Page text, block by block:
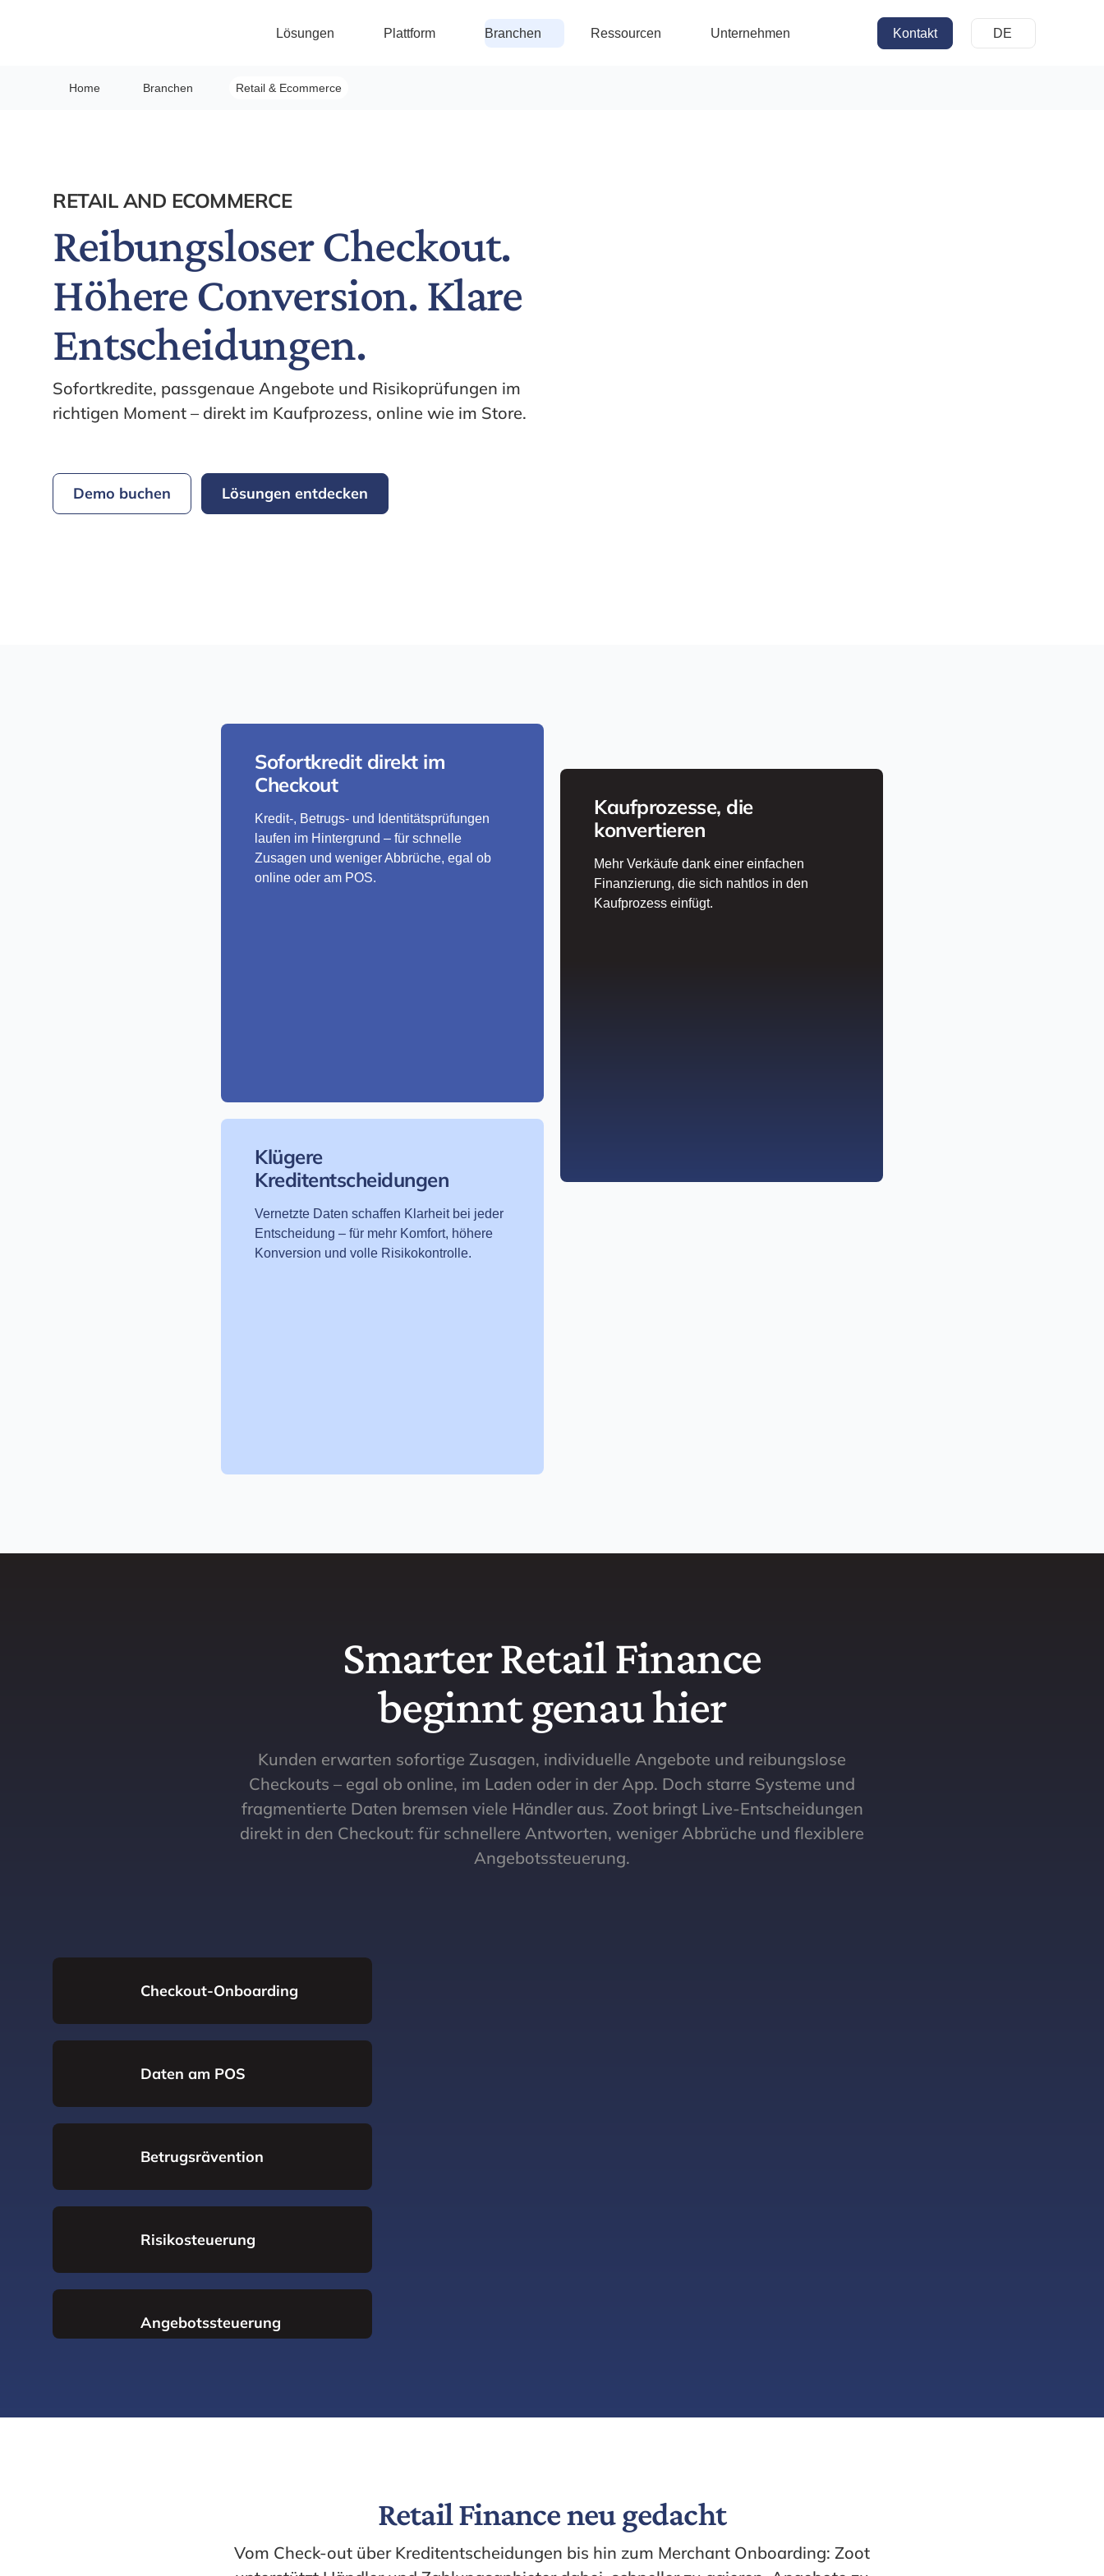
Lösungen Plattform Branchen Ressourcen Unternehmen Kontakt DE
Home Branchen Retail & Ecommerce
RETAIL AND ECOMMERCE
Reibungsloser Checkout.
Höhere Conversion. Klare
Entscheidungen.
Sofortkredite, passgenaue Angebote und Risikoprüfungen im
richtigen Moment – direkt im Kaufprozess, online wie im Store.
Demo buchen Lösungen entdecken
Sofortkredit direkt im
Checkout
Kredit-, Betrugs- und Identitätsprüfungen
laufen im Hintergrund – für schnelle
Zusagen und weniger Abbrüche, egal ob
online oder am POS.
Klügere
Kreditentscheidungen
Vernetzte Daten schaffen Klarheit bei jeder
Entscheidung – für mehr Komfort, höhere
Konversion und volle Risikokontrolle.
Kaufprozesse, die
konvertieren
Mehr Verkäufe dank einer einfachen
Finanzierung, die sich nahtlos in den
Kaufprozess einfügt.
Smarter Retail Finance
beginnt genau hier
Kunden erwarten sofortige Zusagen, individuelle Angebote und reibungslose
Checkouts – egal ob online, im Laden oder in der App. Doch starre Systeme und
fragmentierte Daten bremsen viele Händler aus. Zoot bringt Live-Entscheidungen
direkt in den Checkout: für schnellere Antworten, weniger Abbrüche und flexiblere
Angebotssteuerung.
Checkout-Onboarding
Daten am POS
Betrugsrävention
Risikosteuerung
Angebotssteuerung
Retail Finance neu gedacht
Vom Check-out über Kreditentscheidungen bis hin zum Merchant Onboarding: Zoot